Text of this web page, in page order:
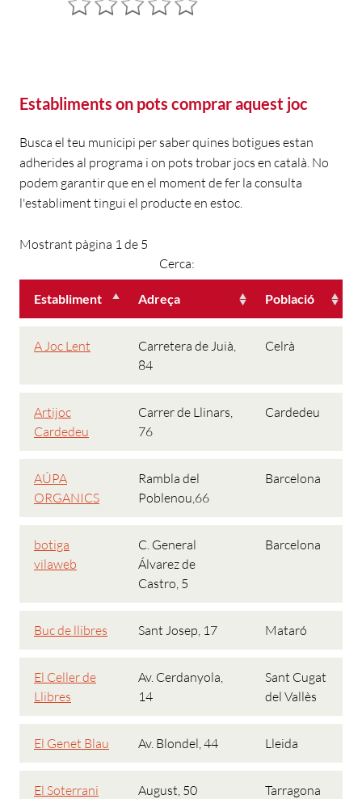
Establiments on pots comprar aquest joc
Busca el teu municipi per saber quines botigues estan
adherides al programa i on pots trobar jocs en català. No
podem garantir que en el moment de fer la consulta
l'establiment tingui el producte en estoc.
Mostrant pàgina 1 de 5
Cerca:
Establiment Adreça Població
A Joc Lent
Carretera de Juià,
84
Celrà
Artijoc
Cardedeu
Carrer de Llinars,
76
Cardedeu
AÚPA
ORGANICS
Rambla del
Poblenou,66
Barcelona
botiga
vilaweb
C. General
Álvarez de
Castro, 5
Barcelona
Buc de llibres Sant Josep, 17 Mataró
El Celler de
Llibres
Av. Cerdanyola,
14
Sant Cugat
del Vallès
El Genet Blau Av. Blondel, 44 Lleida
El Soterrani August, 50 Tarragona